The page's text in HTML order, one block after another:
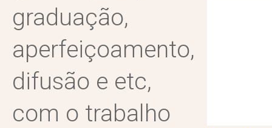
graduação,
aperfeiçoamento,
difusão e etc,
com o trabalho